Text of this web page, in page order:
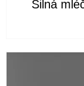
Silná